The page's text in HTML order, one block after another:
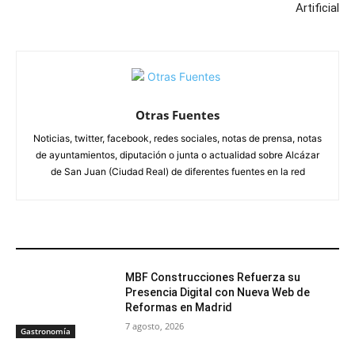
Artificial
Otras Fuentes
Noticias, twitter, facebook, redes sociales, notas de prensa, notas
de ayuntamientos, diputación o junta o actualidad sobre Alcázar
de San Juan (Ciudad Real) de diferentes fuentes en la red
Gastronomía
MBF Construcciones Refuerza su
Presencia Digital con Nueva Web de
Reformas en Madrid
7 agosto, 2026